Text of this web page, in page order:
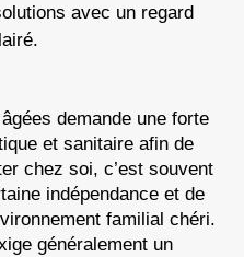
avec un regard
demande une forte
et sanitaire afin de
chez soi, c’est souvent
indépendance et de
familial chéri.
généralement un